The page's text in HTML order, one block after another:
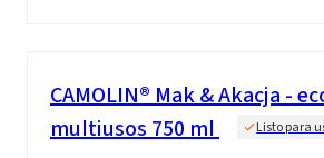
CAMOLIN® Mak & Akacja -
multiusos 750 ml
Listo para